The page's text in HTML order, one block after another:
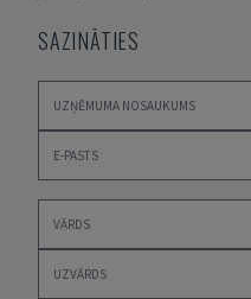
SAZINĀTIES